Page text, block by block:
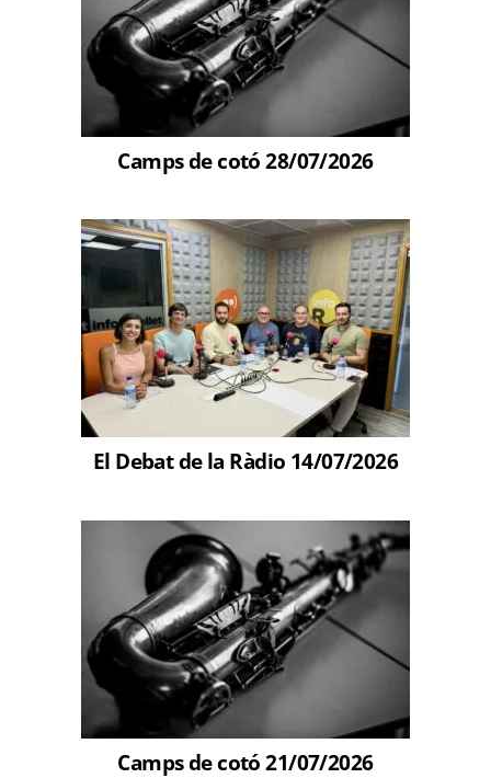
Camps de cotó 28/07/2026
El Debat de la Ràdio 14/07/2026
Camps de cotó 21/07/2026